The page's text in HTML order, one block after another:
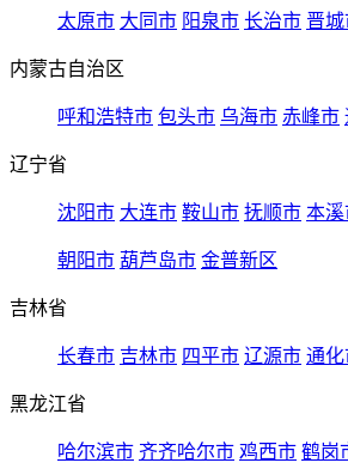
太原市 大同市 阳泉市 长治市 晋
内蒙古自治区
呼和浩特市 包头市 乌海市 赤峰市
辽宁省
沈阳市 大连市 鞍山市 抚顺市 本溪
朝阳市 葫芦岛市 金普新区
吉林省
长春市 吉林市 四平市 辽源市 通化
黑龙江省
哈尔滨市 齐齐哈尔市 鸡西市 鹤岗